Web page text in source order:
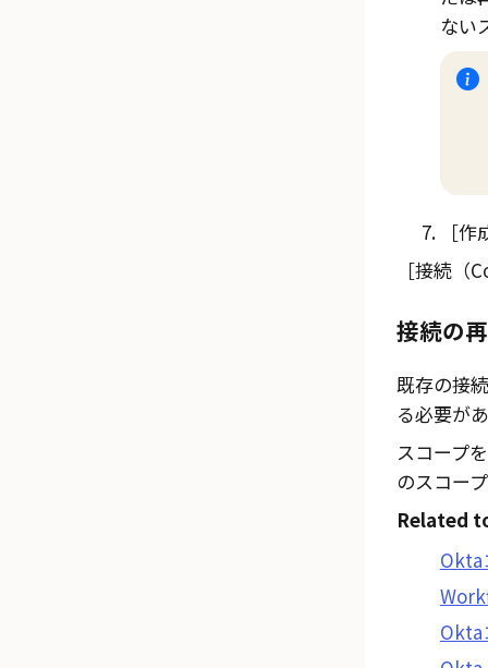
ない
作
接続（
接続の
既存の接
る必要が
スコープ
のスコー
Related
Okta
Okta